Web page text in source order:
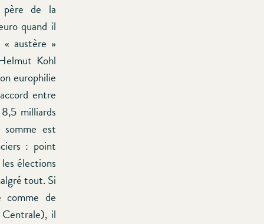
père de la
quand il
austère »
Kohl
europhilie
entre
milliards
est
: point
élections
tout. Si
comme de
il